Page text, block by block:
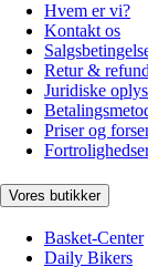
Hvem er vi?
Kontakt os
Retur &
Juridiske
Priser og
Vores butikker
Basket-Center
Daily Bikers